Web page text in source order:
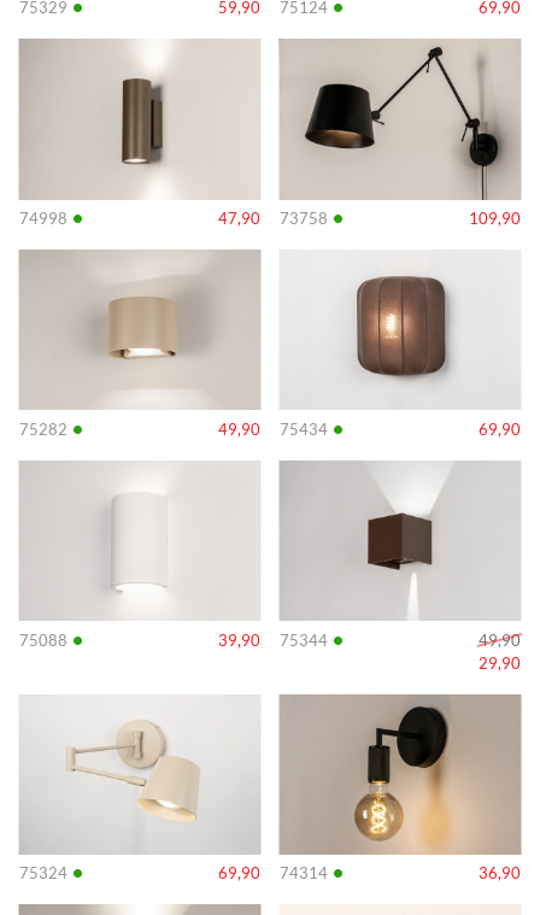
75329 • 59,90 75124 • 69,90
74998 • 47,90
Info
73758 • 109,90
Info
75282 • 49,90
Info
75434 • 69,90
75088 • 39,90
Info
75344 •
49,90
29,90
Info
75324 • 69,90
Info
74314 • 36,90
Info
Info